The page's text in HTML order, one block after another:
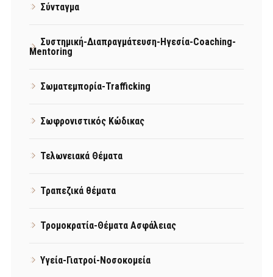
Σύνταγμα
Συστημική-Διαπραγμάτευση-Ηγεσία-Coaching-
Mentoring
Σωματεμπορία-Trafficking
Σωφρονιστικός Κώδικας
Τελωνειακά Θέματα
Τραπεζικά θέματα
Τρομοκρατία-Θέματα Ασφάλειας
Υγεία-Γιατροί-Νοσοκομεία